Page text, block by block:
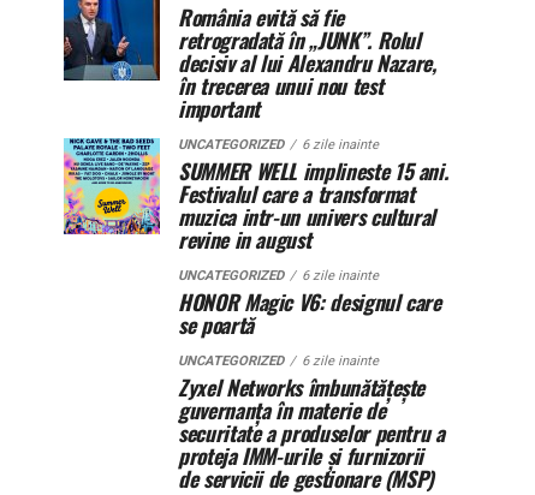
România evită să fie
retrogradată în „JUNK”. Rolul
decisiv al lui Alexandru Nazare,
în trecerea unui nou test
important
UNCATEGORIZED 6 zile inainte
SUMMER WELL implineste 15 ani.
Festivalul care a transformat
muzica intr-un univers cultural
revine in august
UNCATEGORIZED 6 zile inainte
HONOR Magic V6: designul care
se poartă
UNCATEGORIZED 6 zile inainte
Zyxel Networks îmbunătățește
guvernanța în materie de
securitate a produselor pentru a
proteja IMM-urile și furnizorii
de servicii de gestionare (MSP)